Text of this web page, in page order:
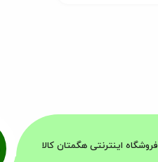
فروشگاه اینترنتی هگمتان کالا